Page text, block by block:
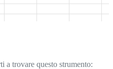
a trovare questo strumento: